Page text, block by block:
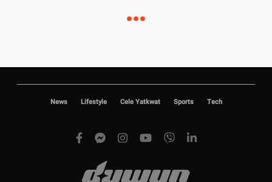
News Lifestyle Cele Yatkwat Sports Tech